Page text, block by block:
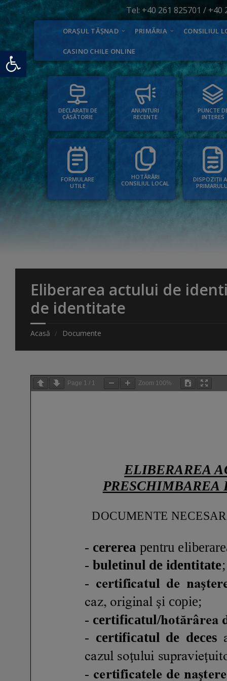
Deschide bara de unelte
Tel: +40 261 825701 / +40
ORAȘUL TĂȘNAD PRIMĂRIA CONSILIUL
CASINO CHILE ONLINE
DECLARAȚII DE
CĂSĂTORIE
ANUNȚURI
RECENTE
PUNCTE
INTERES
FORMULARE
UTILE
HOTĂRÂRI
CONSILIUL LOCAL
DISPOZIȚII
Eliberarea actului de
de identitate
Acasă Documente
Page 1 / 1 Zoom 100%